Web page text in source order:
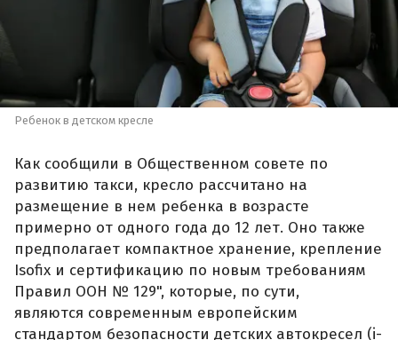
Ребенок в детском кресле
Как сообщили в Общественном совете по
развитию такси, кресло рассчитано на
размещение в нем ребенка в возрасте
примерно от одного года до 12 лет. Оно также
предполагает компактное хранение, крепление
Isofix и сертификацию по новым требованиям
Правил ООН № 129", которые, по сути,
являются современным европейским
стандартом безопасности детских автокресел (i-